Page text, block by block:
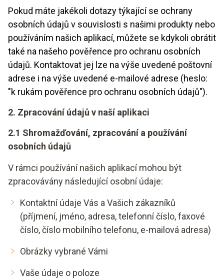
Pokud máte jakékoli dotazy týkající se ochrany
osobních údajů v souvislosti s našimi produkty nebo
používáním našich aplikací, můžete se kdykoli obrátit
také na našeho pověřence pro ochranu osobních
údajů. Kontaktovat jej lze na výše uvedené poštovní
adrese i na výše uvedené e-mailové adrese (heslo:
"k rukám pověřence pro ochranu osobních údajů").
2. Zpracování údajů v naší aplikaci
2.1 Shromažďování, zpracování a používání
osobních údajů
V rámci používání našich aplikací mohou být
zpracovávány následující osobní údaje:
Kontaktní údaje Vás a Vašich zákazníků
(příjmení, jméno, adresa, telefonní číslo, faxové
číslo, číslo mobilního telefonu, e-mailová adresa)
Obrázky vybrané Vámi
Vaše údaje o poloze